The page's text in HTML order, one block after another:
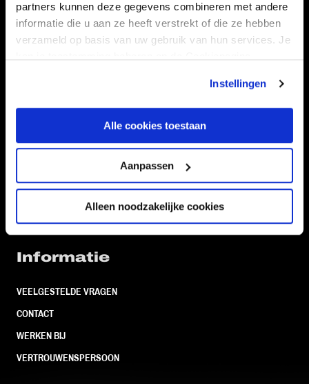
partners kunnen deze gegevens combineren met andere
informatie die u aan ze heeft verstrekt of die ze hebben
verzameld op basis van uw gebruik van hun services. Je
Instellingen
Alle cookies toestaan
Aanpassen
Alleen noodzakelijke cookies
Volg ons ook via
TEAMS
SUPPORTERS
FOUNDATION
KAARTVERKOOP
BUSINESS
Informatie
VEELGESTELDE VRAGEN
CONTACT
WERKEN BIJ
VERTROUWENSPERSOON